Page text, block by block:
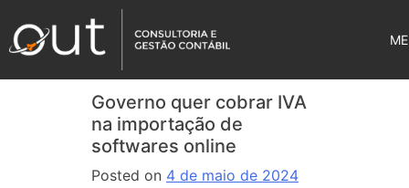
Governo quer cobrar IVA
na importação de
softwares online
Posted on 4 de maio de 2024